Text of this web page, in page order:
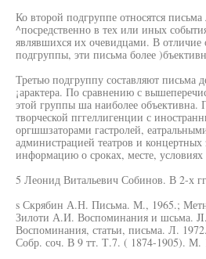
Ко второй подгруппе относятся
^посредственно в тех или иных
являвшихся их очевидцами. В
подгруппы, эти письма более
Третью подгруппу составляют письма
¡арактера. По сравнению с
этой группы ша наиболее объективна.
творческой пггеллигенции с
оргшшзаторами гастролей,
администрацией театров и
информацию о сроках, месте, условиях
5 Леонид Витальевич Собинов. В 2-х
s Скрябин А.Н. Письма. М., 1965.;
Зилоти А.И. Воспоминания и шсьма.
Воспоминания, статьи, письма. Л.
Собр. соч. В 9 тт. Т.7. ( 1874-1905). М.